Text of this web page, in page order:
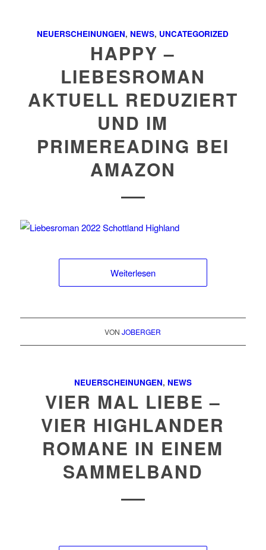
NEUERSCHEINUNGEN, NEWS, UNCATEGORIZED
HAPPY –
LIEBESROMAN
AKTUELL REDUZIERT
UND IM
PRIMEREADING BEI
AMAZON
Weiterlesen
VONJOBERGER
NEUERSCHEINUNGEN, NEWS
VIER MAL LIEBE –
VIER HIGHLANDER
ROMANE IN EINEM
SAMMELBAND